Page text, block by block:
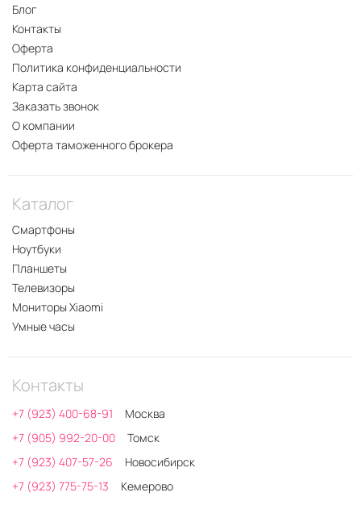
Блог
Контакты
Оферта
Политика конфиденциальности
Карта сайта
Заказать звонок
О компании
Оферта таможенного брокера
Каталог
Смартфоны
Ноутбуки
Планшеты
Телевизоры
Мониторы Xiaomi
Умные часы
Контакты
+7 (923) 400-68-91
Москва
+7 (905) 992-20-00
Томск
+7 (923) 407-57-26
Новосибирск
+7 (923) 775-75-13
Кемерово